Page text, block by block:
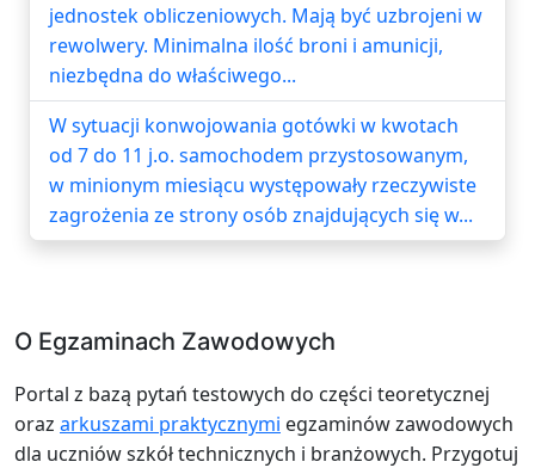
jednostek obliczeniowych. Mają być uzbrojeni w
rewolwery. Minimalna ilość broni i amunicji,
niezbędna do właściwego...
W sytuacji konwojowania gotówki w kwotach
od 7 do 11 j.o. samochodem przystosowanym,
w minionym miesiącu występowały rzeczywiste
zagrożenia ze strony osób znajdujących się w...
O Egzaminach Zawodowych
Portal z bazą pytań testowych do części teoretycznej
oraz arkuszami praktycznymi egzaminów zawodowych
dla uczniów szkół technicznych i branżowych. Przygotuj